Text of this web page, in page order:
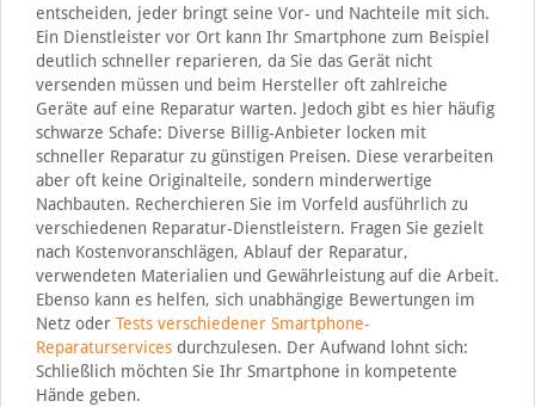
entscheiden, jeder bringt seine Vor- und Nachteile mit sich.
Ein Dienstleister vor Ort kann Ihr Smartphone zum Beispiel
deutlich schneller reparieren, da Sie das Gerät nicht
versenden müssen und beim Hersteller oft zahlreiche
Geräte auf eine Reparatur warten. Jedoch gibt es hier häufig
schwarze Schafe: Diverse Billig-Anbieter locken mit
schneller Reparatur zu günstigen Preisen. Diese verarbeiten
aber oft keine Originalteile, sondern minderwertige
Nachbauten. Recherchieren Sie im Vorfeld ausführlich zu
verschiedenen Reparatur-Dienstleistern. Fragen Sie gezielt
nach Kostenvoranschlägen, Ablauf der Reparatur,
verwendeten Materialien und Gewährleistung auf die Arbeit.
Ebenso kann es helfen, sich unabhängige Bewertungen im
Netz oder Tests verschiedener Smartphone-
Reparaturservicesdurchzulesen. Der Aufwand lohnt sich:
Schließlich möchten Sie Ihr Smartphone in kompetente
Hände geben.